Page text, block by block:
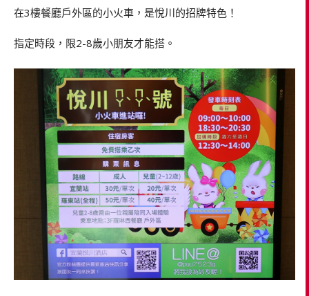
在3樓餐廳戶外區的小火車，是悅川的招牌特色！
指定時段，限2-8歲小朋友才能搭。